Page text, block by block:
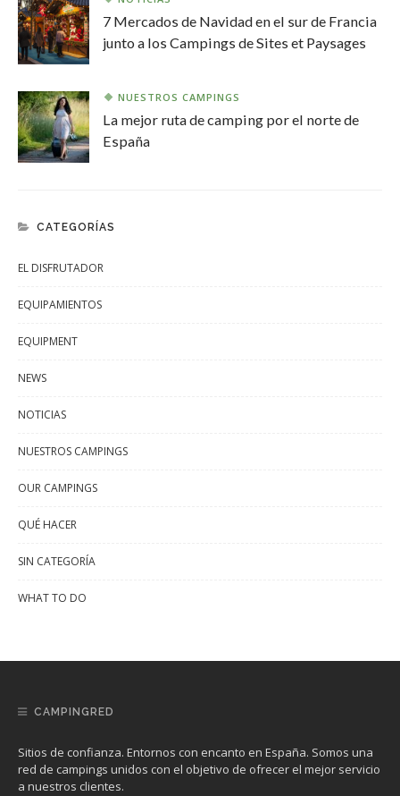
7 Mercados de Navidad en el sur de Francia
junto a los Campings de Sites et Paysages
NUESTROS CAMPINGS
La mejor ruta de camping por el norte de
España
CATEGORÍAS
EL DISFRUTADOR
EQUIPAMIENTOS
EQUIPMENT
NEWS
NOTICIAS
NUESTROS CAMPINGS
OUR CAMPINGS
QUÉ HACER
SIN CATEGORÍA
WHAT TO DO
CAMPINGRED
Sitios de confianza. Entornos con encanto en España. Somos una
red de campings unidos con el objetivo de ofrecer el mejor servicio
a nuestros clientes.